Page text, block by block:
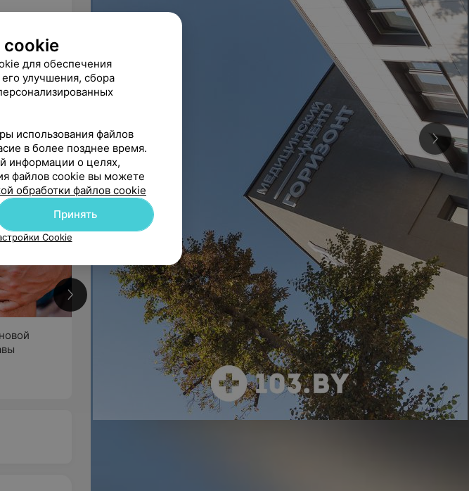
31 фото
Посмотреть
cookie
для обеспечения
его улучшения, сбора
использования файлов
в более позднее время.
информации о целях,
файлов cookie вы можете
обработки файлов cookie
Принять
Cookie